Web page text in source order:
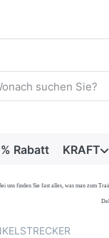
einen
Rabatt KRAFT
finden Sie fast alles, was man zum